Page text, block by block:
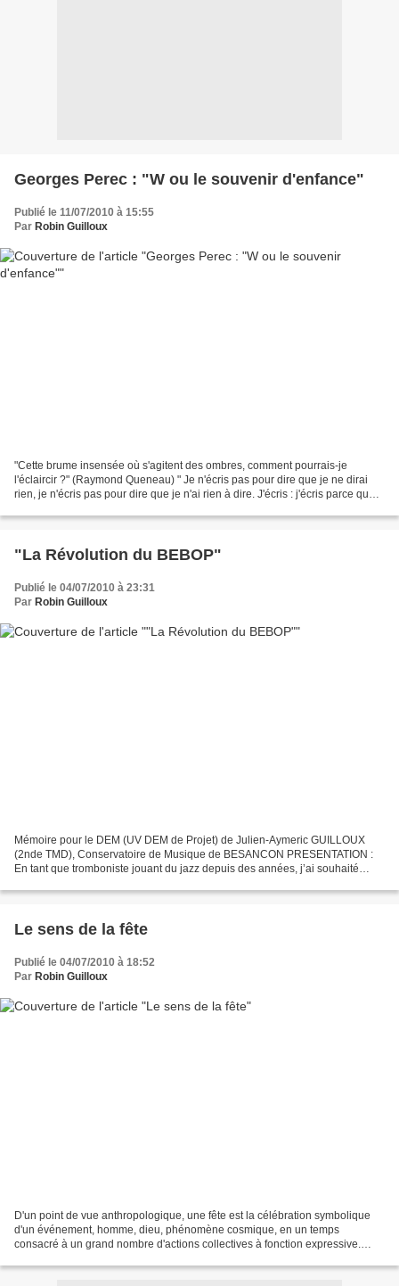
Georges Perec : "W ou le souvenir d'enfance"
Publié le 11/07/2010 à 15:55
Par Robin Guilloux
"Cette brume insensée où s'agitent des ombres, comment pourrais-je
l'éclaircir ?" (Raymond Queneau) " Je n'écris pas pour dire que je ne dirai
rien, je n'écris pas pour dire que je n'ai rien à dire. J'écris : j'écris parce que
"La Révolution du BEBOP"
Publié le 04/07/2010 à 23:31
Par Robin Guilloux
Mémoire pour le DEM (UV DEM de Projet) de Julien-Aymeric GUILLOUX
(2nde TMD), Conservatoire de Musique de BESANCON PRESENTATION :
En tant que tromboniste jouant du jazz depuis des années, j’ai souhaité
Le sens de la fête
Publié le 04/07/2010 à 18:52
Par Robin Guilloux
D'un point de vue anthropologique, une fête est la célébration symbolique
d'un événement, homme, dieu, phénomène cosmique, en un temps
consacré à un grand nombre d'actions collectives à fonction expressive.